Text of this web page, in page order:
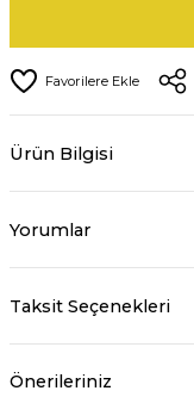
Ürün Bilgisi
Yorumlar
Taksit Seçenekleri
Önerileriniz